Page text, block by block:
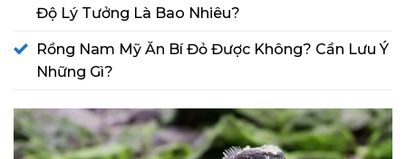
Độ Lý Tưởng Là Bao Nhiêu?
Rồng Nam Mỹ Ăn Bí Đỏ Được Không? Cần Lưu Ý
Những Gì?